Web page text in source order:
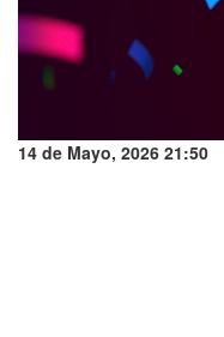
14 de Mayo, 2026 21:50